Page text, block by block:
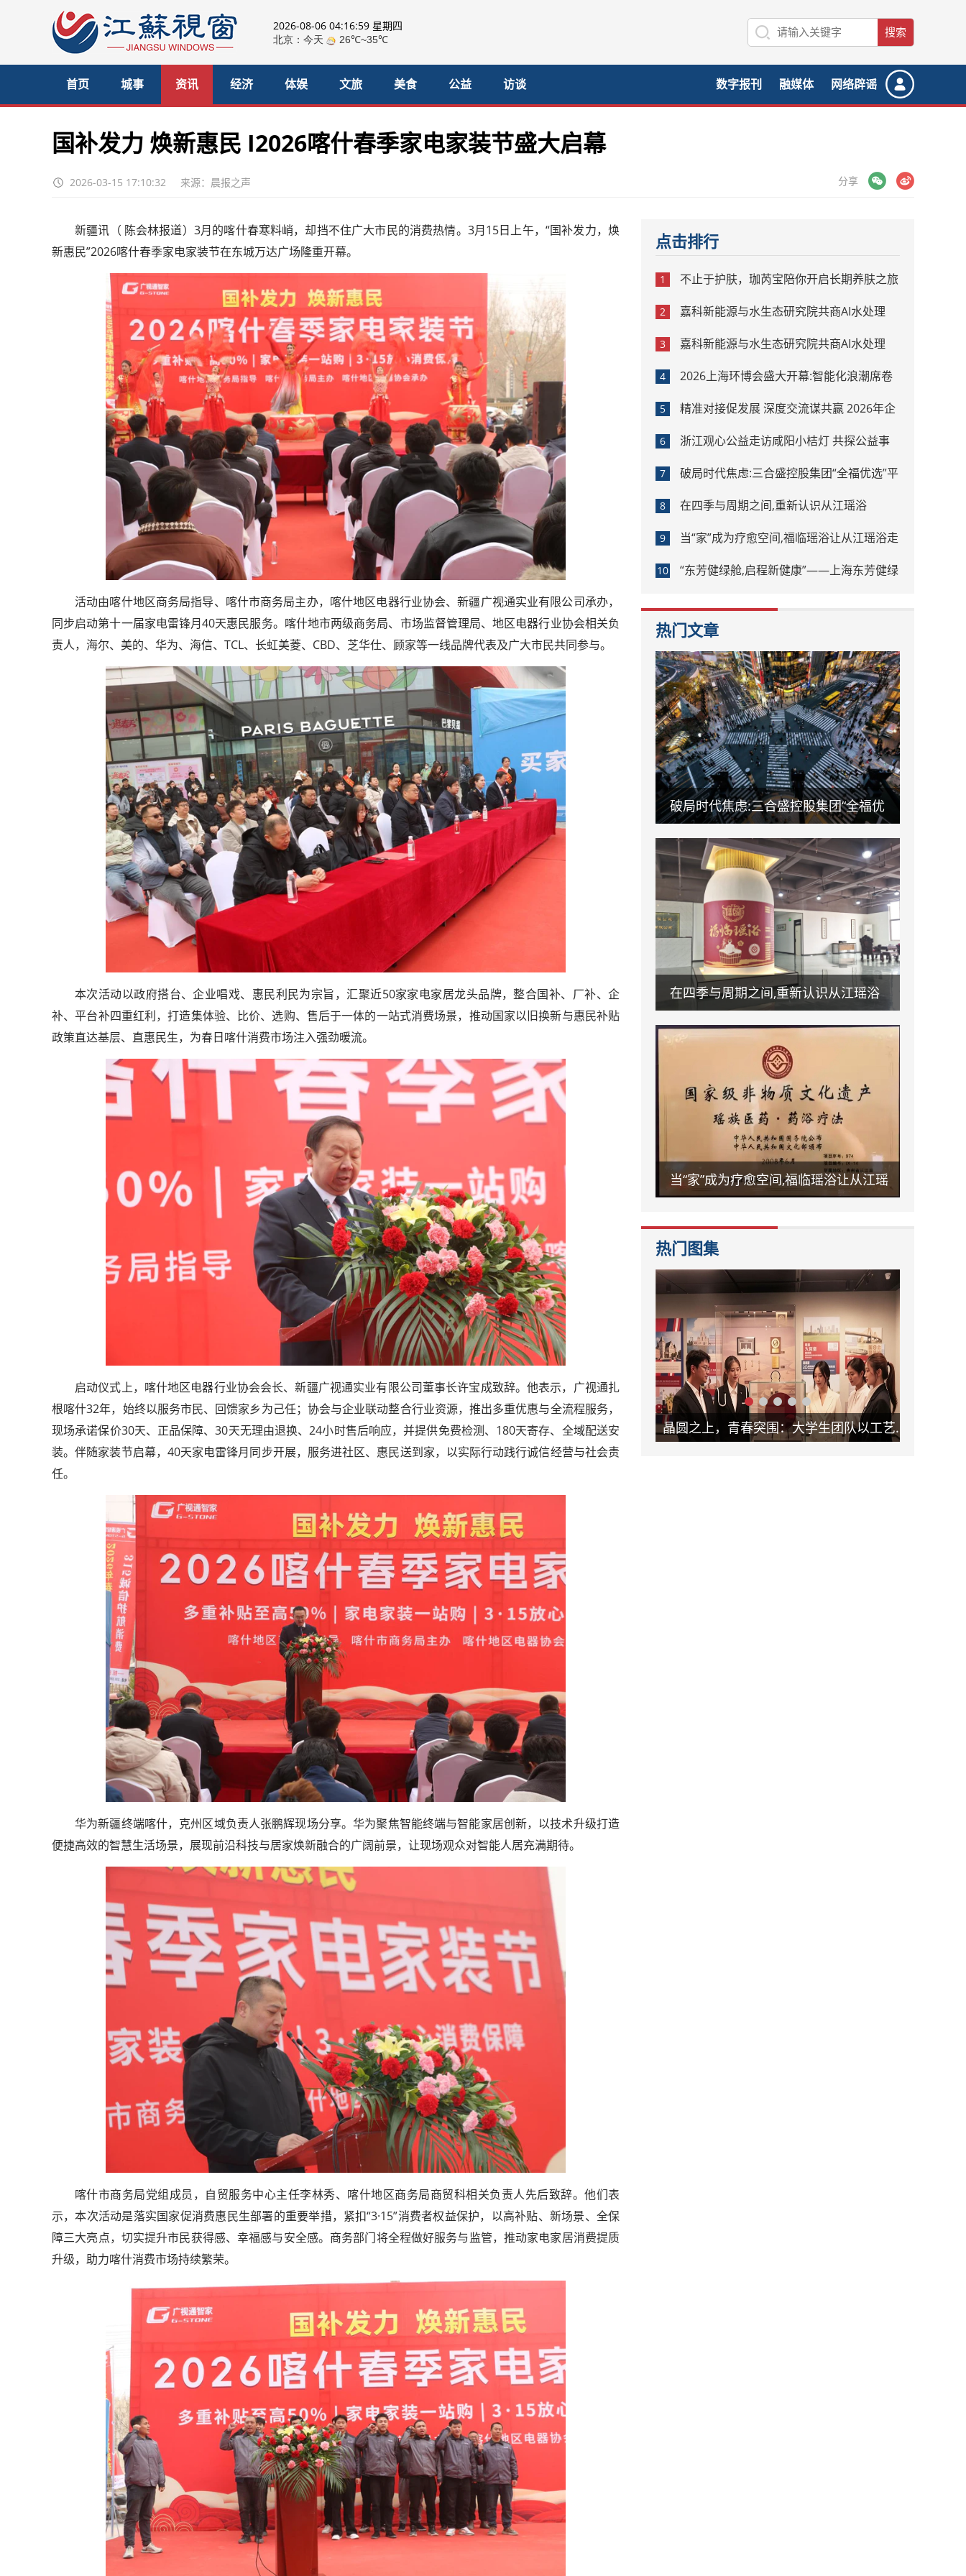
2026-08-06 04:17:01 星期四
首页 城事 资讯 经济 体娱 文旅 美食 公益 访谈 数字报刊 融媒体 网络辟谣
国补发力 焕新惠民 I2026喀什春季家电家装节盛大启幕
2026-03-15 17:10:32 来源：晨报之声 分享
微博
新疆讯（ 陈会林报道）3月的喀什春寒料峭，却挡不住广大市民的消费热情。3月15日上午，“国补发力，焕
新惠民”2026喀什春季家电家装节在东城万达广场隆重开幕。
活动由喀什地区商务局指导、喀什市商务局主办，喀什地区电器行业协会、新疆广视通实业有限公司承办，
同步启动第十一届家电雷锋月40天惠民服务。喀什地市两级商务局、市场监督管理局、地区电器行业协会相关负
责人，海尔、美的、华为、海信、TCL、长虹美菱、CBD、芝华仕、顾家等一线品牌代表及广大市民共同参与。
本次活动以政府搭台、企业唱戏、惠民利民为宗旨，汇聚近50家家电家居龙头品牌，整合国补、厂补、企
补、平台补四重红利，打造集体验、比价、选购、售后于一体的一站式消费场景，推动国家以旧换新与惠民补贴
政策直达基层、直惠民生，为春日喀什消费市场注入强劲暖流。
启动仪式上，喀什地区电器行业协会会长、新疆广视通实业有限公司董事长许宝成致辞。他表示，广视通扎
根喀什32年，始终以服务市民、回馈家乡为己任；协会与企业联动整合行业资源，推出多重优惠与全流程服务，
现场承诺保价30天、正品保障、30天无理由退换、24小时售后响应，并提供免费检测、180天寄存、全域配送安
装。伴随家装节启幕，40天家电雷锋月同步开展，服务进社区、惠民送到家，以实际行动践行诚信经营与社会责
任。
华为新疆终端喀什，克州区域负责人张鹏辉现场分享。华为聚焦智能终端与智能家居创新，以技术升级打造
便捷高效的智慧生活场景，展现前沿科技与居家焕新融合的广阔前景，让现场观众对智能人居充满期待。
喀什市商务局党组成员，自贸服务中心主任李林秀、喀什地区商务局商贸科相关负责人先后致辞。他们表
示，本次活动是落实国家促消费惠民生部署的重要举措，紧扣“3·15”消费者权益保护，以高补贴、新场景、全保
障三大亮点，切实提升市民获得感、幸福感与安全感。商务部门将全程做好服务与监管，推动家电家居消费提质
升级，助力喀什消费市场持续繁荣。
点击排行
1 不止于护肤，珈芮宝陪你开启长期养肤之旅
2 嘉科新能源与水生态研究院共商AI水处理
3 嘉科新能源与水生态研究院共商AI水处理
4 2026上海环博会盛大开幕:智能化浪潮席卷
环保产业
5 精准对接促发展 深度交流谋共赢 2026年企
业投融资交流活动第二期圆满举行
6 浙江观心公益走访咸阳小桔灯 共探公益事
业可持续发展新路径
7 破局时代焦虑:三合盛控股集团“全福优选”平
台正式启航
8 在四季与周期之间,重新认识从江瑶浴
9 当“家”成为疗愈空间,福临瑶浴让从江瑶浴走
进日常生活
10 “东芳健绿舱,启程新健康”——上海东芳健绿
热门文章
破局时代焦虑:三合盛控股集团“全福优
选”平台正式启航
在四季与周期之间,重新认识从江瑶浴
当“家”成为疗愈空间,福临瑶浴让从江瑶
热门图集
轻舟试验飞船发布首批科学与工程成果 晶圆之上，青春突围：大学生团队以工艺革新助力新未来 破局固废治理！怀德学子以 “泥能共生” 项目书写环保科创答卷